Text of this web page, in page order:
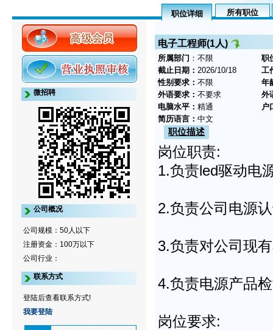
职位详细 所有职位
微招聘
公司概况
公司规模：50人以下
注册资金：100万以下
公司行业：
联系方式
登陆后查看联系方式!
我要登陆
电子工程师(1人)
所属部门 ：不限
职
截止日期： 2026/10/18
工
性别要求： 不限
年
外语要求： 不要求
外
电脑水平： 精通
户
简历语言： 中文
职位描述
岗位职责:
1.负责led驱动电
2.负责公司电源
3.负责对公司现
4.负责电源产品
岗位要求: